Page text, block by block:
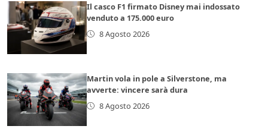
Il casco F1 firmato Disney mai indossato
venduto a 175.000 euro
8 Agosto 2026
Martin vola in pole a Silverstone, ma
avverte: vincere sarà dura
8 Agosto 2026